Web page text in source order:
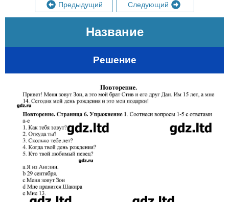
Предыдущий Следующий
Название
Решение